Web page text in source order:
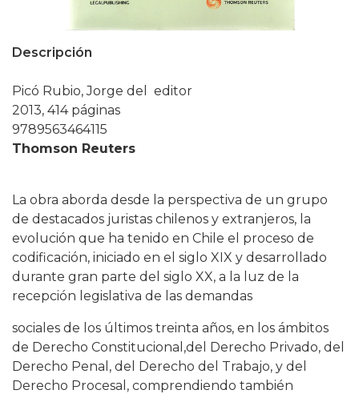
Descripción
Picó Rubio, Jorge del editor
2013, 414 páginas
9789563464115
Thomson Reuters
La obra aborda desde la perspectiva de un grupo
de destacados juristas chilenos y extranjeros, la
evolución que ha tenido en Chile el proceso de
codificación, iniciado en el siglo XIX y desarrollado
durante gran parte del siglo XX, a la luz de la
recepción legislativa de las demandas
sociales de los últimos treinta años, en los ámbitos
de Derecho Constitucional,del Derecho Privado, del
Derecho Penal, del Derecho del Trabajo, y del
Derecho Procesal, comprendiendo también